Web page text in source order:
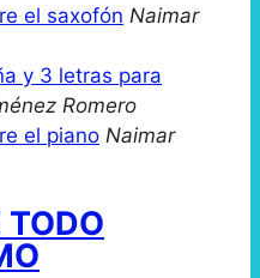
el saxofón Naimar
y 3 letras para
Romero
el piano Naimar
TODO